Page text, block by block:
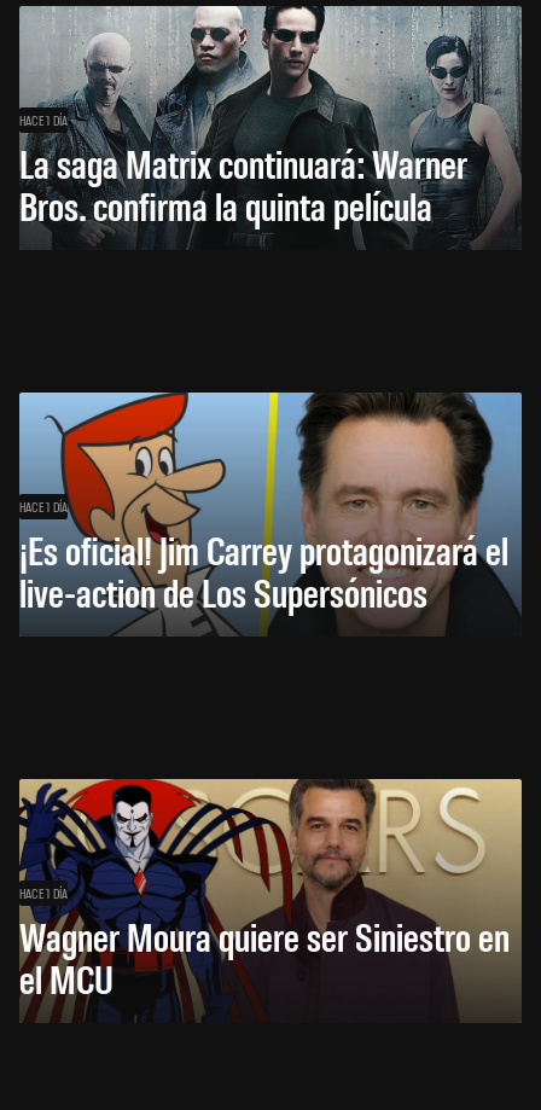
HACE 1 DÍA
La saga Matrix continuará: Warner
Bros. confirma la quinta película
HACE 1 DÍA
¡Es oficial! Jim Carrey protagonizará el
live-action de Los Supersónicos
HACE 1 DÍA
Wagner Moura quiere ser Siniestro en
el MCU